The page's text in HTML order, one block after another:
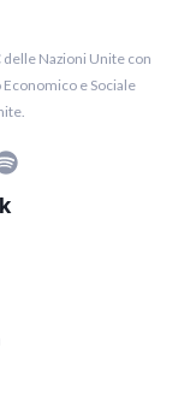
delle Nazioni Unite con
e Sociale